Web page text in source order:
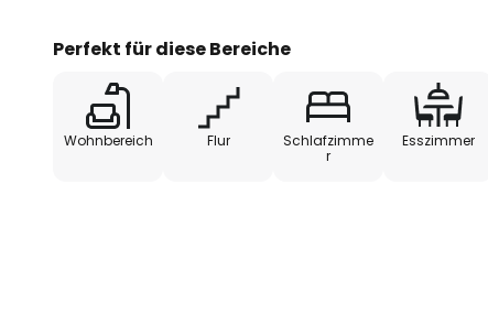
Perfekt für diese Bereiche
Wohnbereich Flur
Schlafzimme
r
Esszimmer